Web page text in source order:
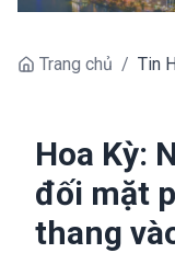
Trang chủ / Tin
Hoa Kỳ:
đối mặt
thang